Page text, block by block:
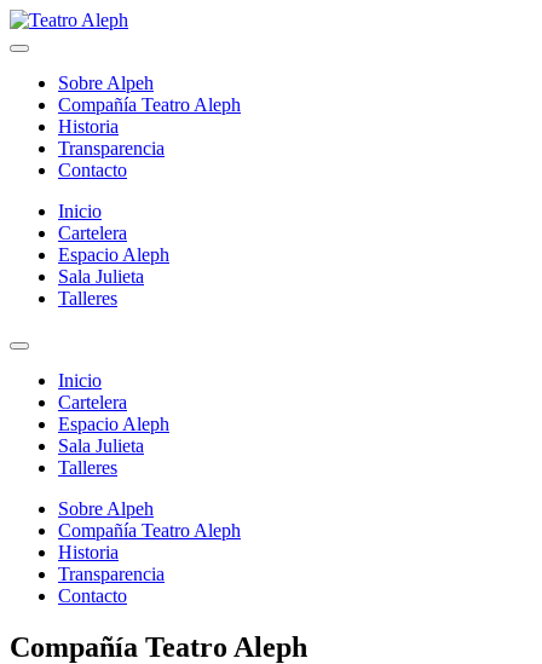
Skip
to
Sobre Alpeh
Compañía Teatro Aleph
Historia
Transparencia
Contacto
Inicio
Cartelera
Espacio Aleph
Sala Julieta
Talleres
Inicio
Cartelera
Espacio Aleph
Sala Julieta
Talleres
Sobre Alpeh
Compañía Teatro Aleph
Historia
Transparencia
Contacto
Compañía Teatro Aleph